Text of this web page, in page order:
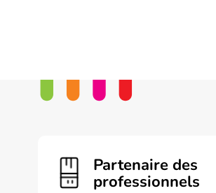
Partenaire des
professionnels